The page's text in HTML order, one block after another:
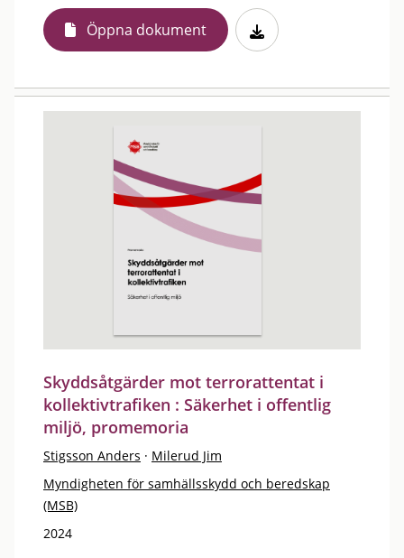
Öppna dokument
Skyddsåtgärder mot terrorattentat i
kollektivtrafiken : Säkerhet i offentlig
miljö, promemoria
Stigsson Anders · Milerud Jim
Myndigheten för samhällsskydd och beredskap
(MSB)
2024